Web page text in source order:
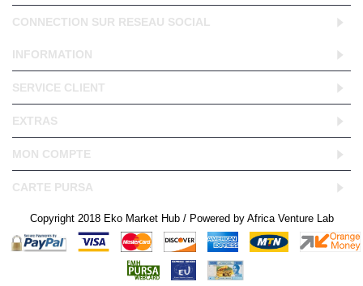
CONNECTION SUR RESEAU SOCIAL
INFORMATION
SERVICE CLIENT
EXTRAS
MON COMPTE
CARTE PURSA
Copyright 2018 Eko Market Hub / Powered by Africa Venture Lab